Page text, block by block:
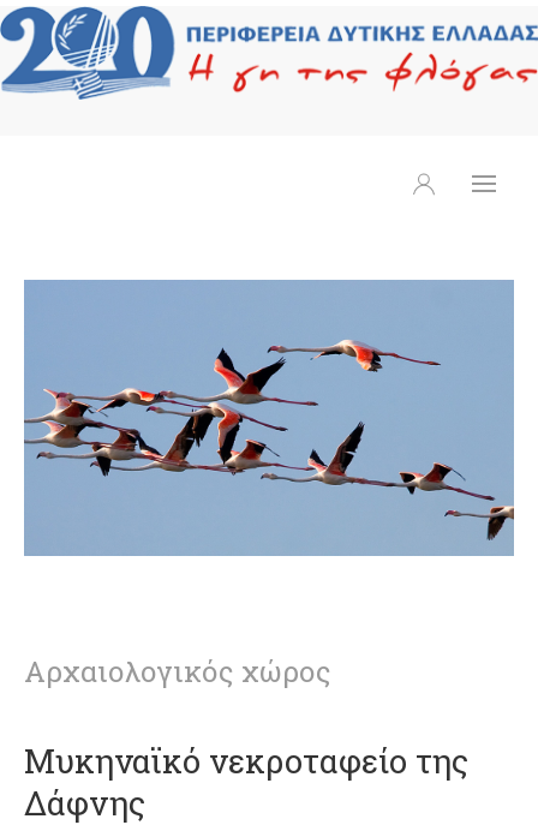
Αρχαιολογικός χώρος
Μυκηναϊκό νεκροταφείο της
Δάφνης